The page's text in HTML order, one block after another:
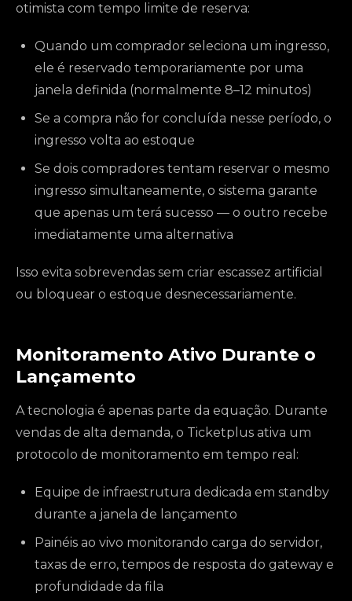
otimista com tempo limite de reserva:
Quando um comprador seleciona um ingresso,
ele é reservado temporariamente por uma
janela definida (normalmente 8–12 minutos)
Se a compra não for concluída nesse período, o
ingresso volta ao estoque
Se dois compradores tentam reservar o mesmo
ingresso simultaneamente, o sistema garante
que apenas um terá sucesso — o outro recebe
imediatamente uma alternativa
Isso evita sobrevendas sem criar escassez artificial
ou bloquear o estoque desnecessariamente.
Monitoramento Ativo Durante o
Lançamento
A tecnologia é apenas parte da equação. Durante
vendas de alta demanda, o Ticketplus ativa um
protocolo de monitoramento em tempo real:
Equipe de infraestrutura dedicada em standby
durante a janela de lançamento
Painéis ao vivo monitorando carga do servidor,
taxas de erro, tempos de resposta do gateway e
profundidade da fila